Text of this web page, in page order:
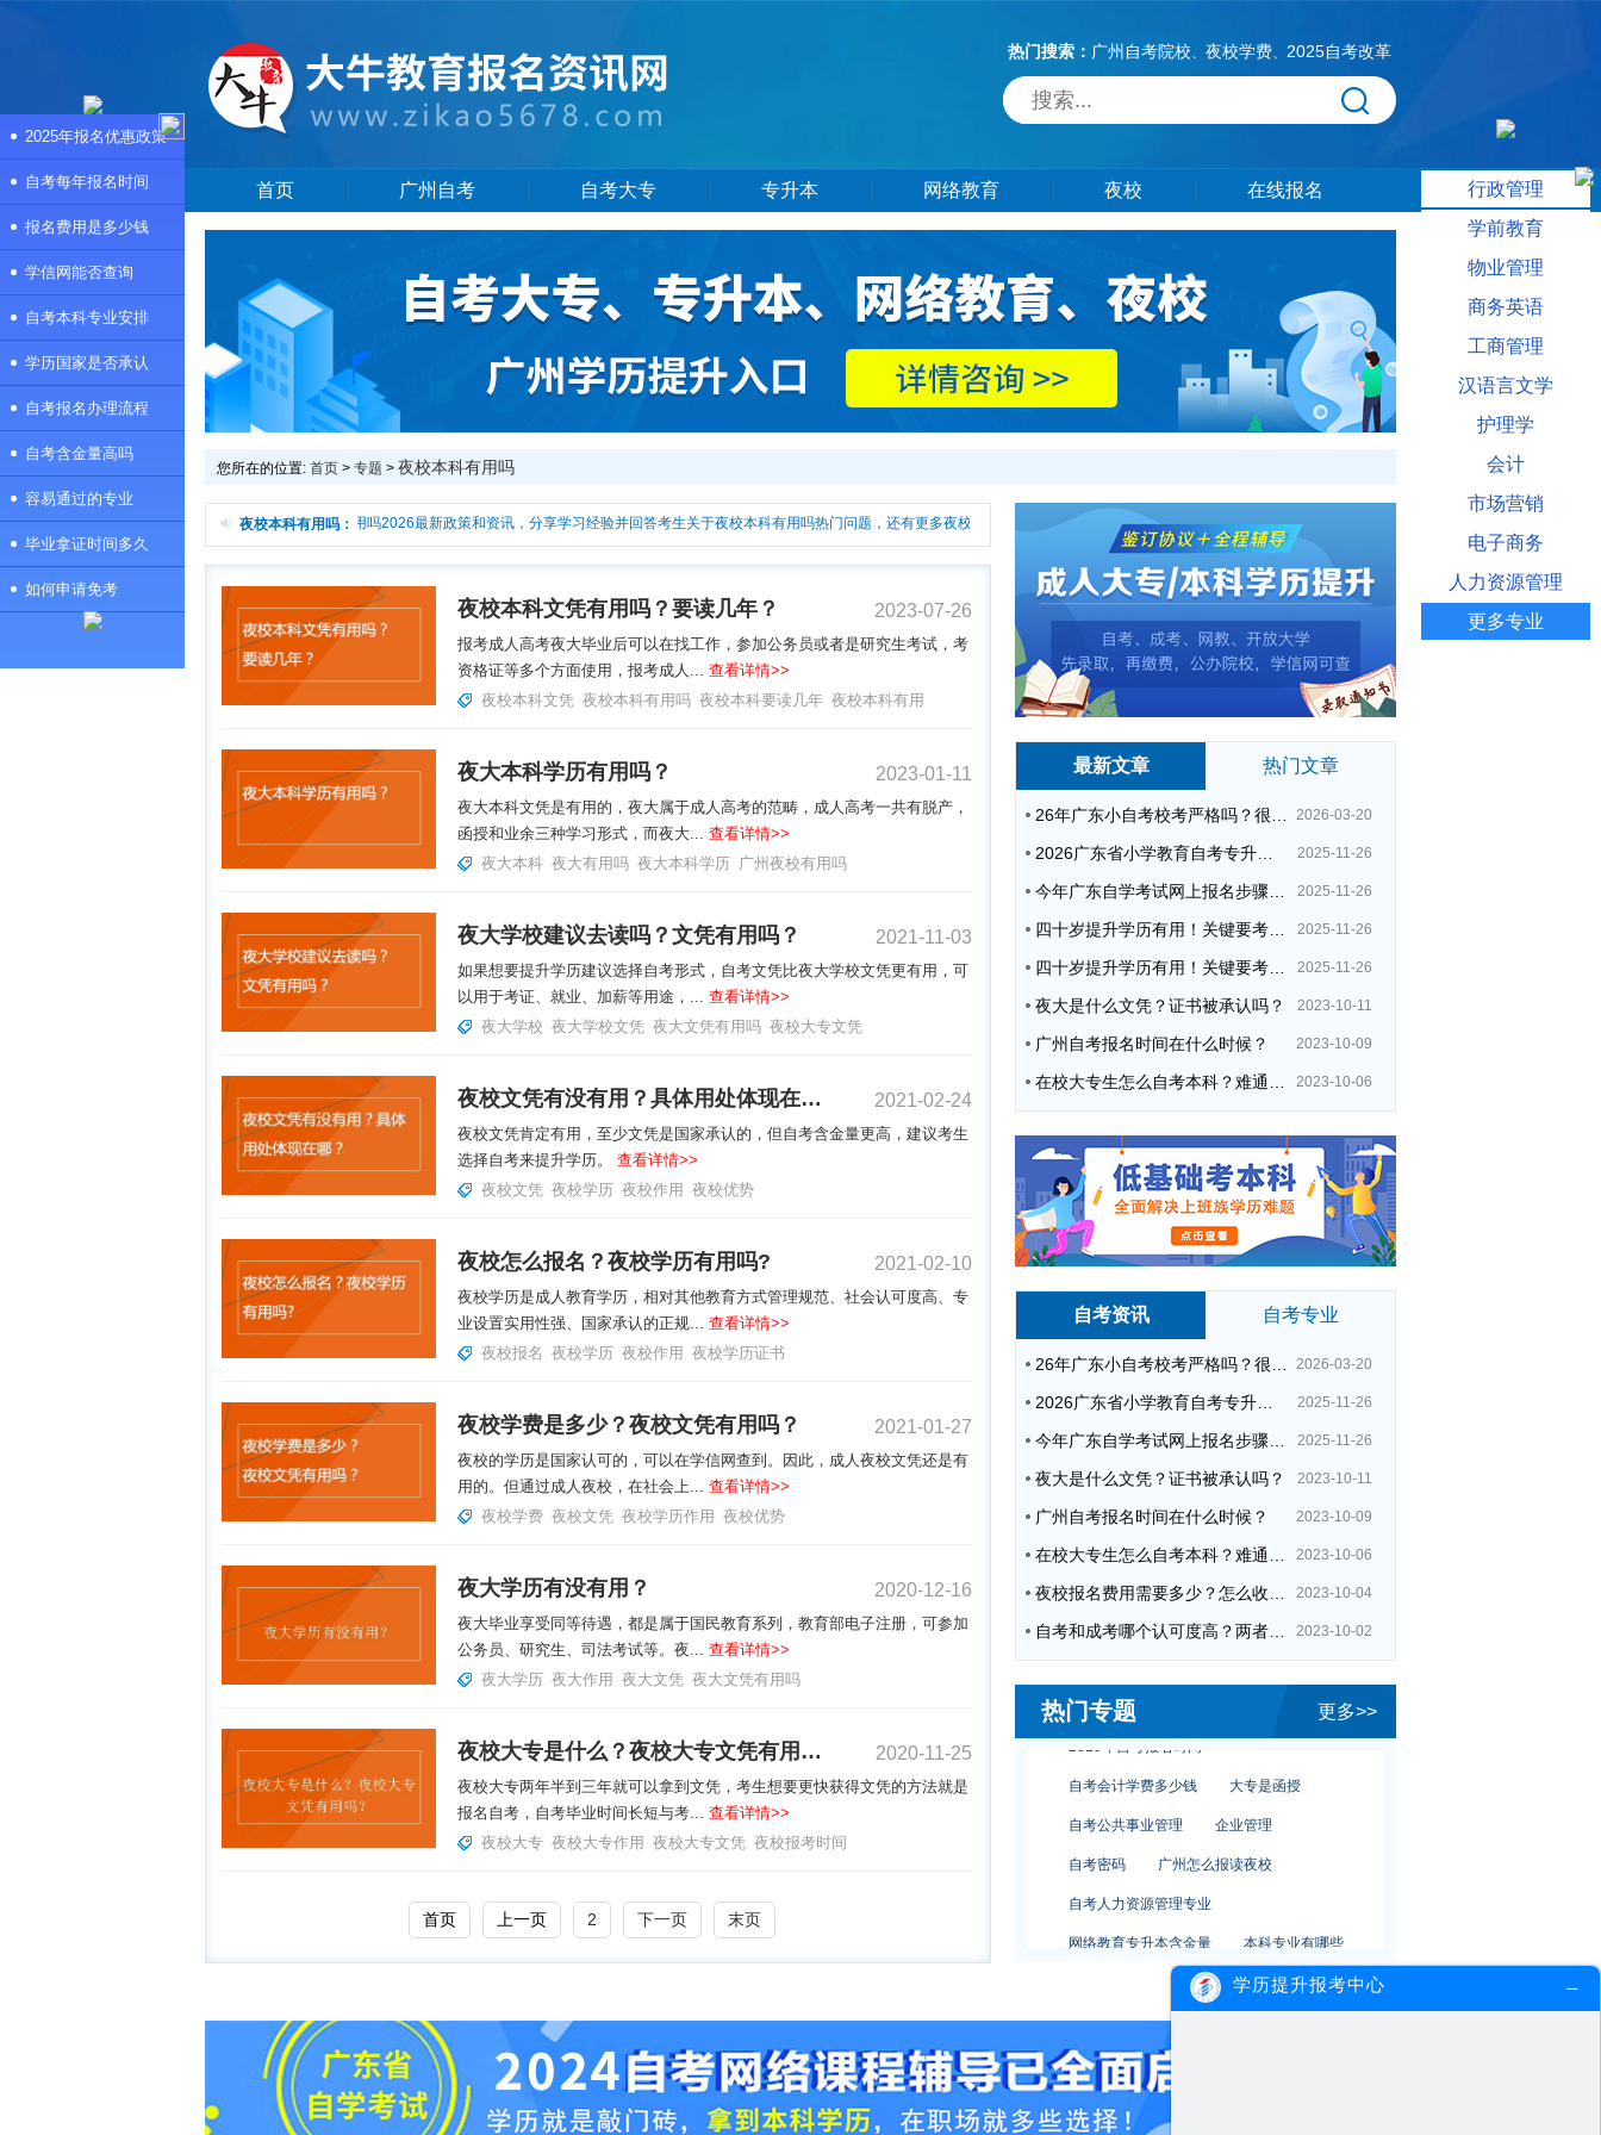
热门搜索： 广州自考院校、 夜校学费、 2025自考改革
首页 广州自考 自考大专 专升本 网络教育 夜校 在线报名
您所在的位置: 首页 > 专题 > 夜校本科有用吗
最新文章 热门文章
26年广东小自考校考严格吗？很简单吗？ 2026-03-20
2026广东省小学教育自考专升本考试科目（+指引） 2025-11-26
今年广东自学考试网上报名步骤（全） 2025-11-26
四十岁提升学历有用！关键要考哪种？这种最快最实用！ 2025-11-26
四十岁提升学历有用！关键要考哪种？这种最快最实用！ 2025-11-26
夜大是什么文凭？证书被承认吗？ 2023-10-11
广州自考报名时间在什么时候？ 2023-10-09
在校大专生怎么自考本科？难通过吗？ 2023-10-06
自考资讯 自考专业
26年广东小自考校考严格吗？很简单吗？ 2026-03-20
2026广东省小学教育自考专升本考试科目（+指引） 2025-11-26
今年广东自学考试网上报名步骤（全） 2025-11-26
夜大是什么文凭？证书被承认吗？ 2023-10-11
广州自考报名时间在什么时候？ 2023-10-09
在校大专生怎么自考本科？难通过吗？ 2023-10-06
夜校报名费用需要多少？怎么收费的？ 2023-10-04
自考和成考哪个认可度高？两者区别在哪？ 2023-10-02
热门专题 更多>>
初中学历自考大专
广州读夜校
夜校学习好不好
自考本科报名费
自考专升本考试成绩
夜校本科有用吗：
本频道是夜校本科有用吗专题页，提供夜校本科有用吗2026最新政策和资讯，分享学习经验并回答考生关于夜校本科有用吗热门问题，还有更多夜校本科有用吗相关信息供大家参考。
夜校本科文凭有用吗？要读几年？ 2023-07-26
报考成人高考夜大毕业后可以在找工作，参加公务员或者是研究生考试，考
资格证等多个方面使用，报考成人... 查看详情>>
夜校本科文凭 夜校本科有用吗 夜校本科要读几年 夜校本科有用
夜大本科学历有用吗？ 2023-01-11
夜大本科文凭是有用的，夜大属于成人高考的范畴，成人高考一共有脱产，
函授和业余三种学习形式，而夜大... 查看详情>>
夜大本科 夜大有用吗 夜大本科学历 广州夜校有用吗
夜大学校建议去读吗？文凭有用吗？ 2021-11-03
如果想要提升学历建议选择自考形式，自考文凭比夜大学校文凭更有用，可
以用于考证、就业、加薪等用途，... 查看详情>>
夜大学校 夜大学校文凭 夜大文凭有用吗 夜校大专文凭
夜校文凭有没有用？具体用处体现在哪？ 2021-02-24
夜校文凭肯定有用，至少文凭是国家承认的，但自考含金量更高，建议考生
选择自考来提升学历。 查看详情>>
夜校文凭 夜校学历 夜校作用 夜校优势
夜校怎么报名？夜校学历有用吗? 2021-02-10
夜校学历是成人教育学历，相对其他教育方式管理规范、社会认可度高、专
业设置实用性强、国家承认的正规... 查看详情>>
夜校报名 夜校学历 夜校作用 夜校学历证书
夜校学费是多少？夜校文凭有用吗？ 2021-01-27
夜校的学历是国家认可的，可以在学信网查到。因此，成人夜校文凭还是有
用的。但通过成人夜校，在社会上... 查看详情>>
夜校学费 夜校文凭 夜校学历作用 夜校优势
夜大学历有没有用？ 2020-12-16
夜大毕业享受同等待遇，都是属于国民教育系列，教育部电子注册，可参加
公务员、研究生、司法考试等。夜... 查看详情>>
夜大学历 夜大作用 夜大文凭 夜大文凭有用吗
夜校大专是什么？夜校大专文凭有用吗？ 2020-11-25
夜校大专两年半到三年就可以拿到文凭，考生想要更快获得文凭的方法就是
报名自考，自考毕业时间长短与考... 查看详情>>
夜校大专 夜校大专作用 夜校大专文凭 夜校报考时间
首页 上一页 2 下一页 末页
2025年报名优惠政策
自考每年报名时间
报名费用是多少钱
学信网能否查询
自考本科专业安排
学历国家是否承认
自考报名办理流程
自考含金量高吗
容易通过的专业
毕业拿证时间多久
如何申请免考
行政管理
学前教育
物业管理
商务英语
工商管理
汉语言文学
护理学
会计
市场营销
电子商务
人力资源管理
更多专业
学历提升报考中心